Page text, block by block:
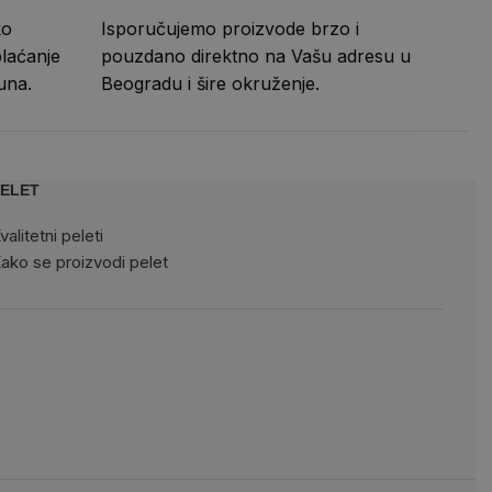
Isporučujemo proizvode brzo i
pouzdano direktno na Vašu adresu u
Beogradu i šire okruženje.
peleti
se proizvodi pelet